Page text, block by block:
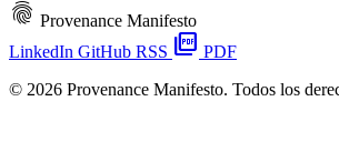
fingerprint Provenance Manifesto
LinkedIn GitHub RSS picture_as_pdf PDF
© 2026 Provenance Manifesto. Todos los